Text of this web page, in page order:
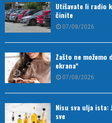
Utišavate li radio
činite
07/08/2026
Zašto ne možemo
ekrana“
07/08/2026
Nisu sva ulja ista:
sve